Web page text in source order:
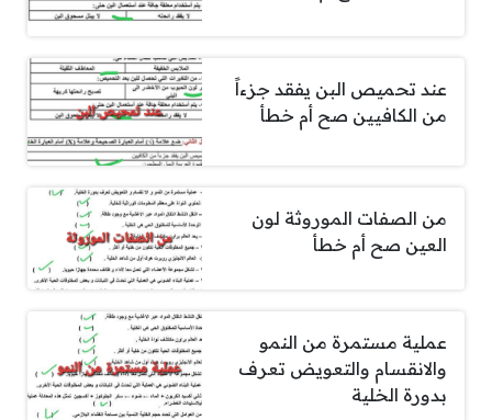
عند تحميص البن يفقد جزءاً
من الكافيين صح أم خطأ
من الصفات الموروثة لون
العين صح أم خطأ
عملية مستمرة من النمو
والانقسام والتعويض تعرف
بدورة الخلية